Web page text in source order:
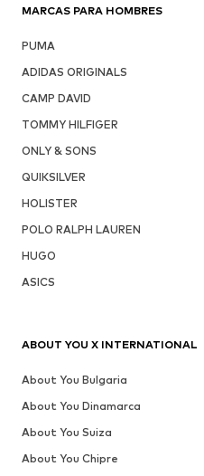
MARCAS PARA HOMBRES
PUMA
ADIDAS ORIGINALS
CAMP DAVID
TOMMY HILFIGER
ONLY & SONS
QUIKSILVER
HOLISTER
POLO RALPH LAUREN
HUGO
ASICS
ABOUT YOU X INTERNATIONAL
About You Bulgaria
About You Dinamarca
About You Suiza
About You Chipre